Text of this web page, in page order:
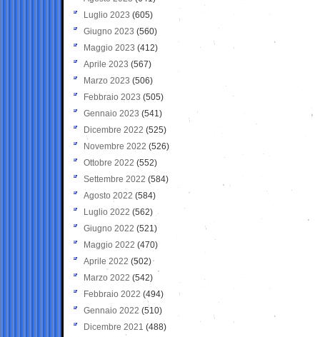
Luglio 2023 (605)
Giugno 2023 (560)
Maggio 2023 (412)
Aprile 2023 (567)
Marzo 2023 (506)
Febbraio 2023 (505)
Gennaio 2023 (541)
Dicembre 2022 (525)
Novembre 2022 (526)
Ottobre 2022 (552)
Settembre 2022 (584)
Agosto 2022 (584)
Luglio 2022 (562)
Giugno 2022 (521)
Maggio 2022 (470)
Aprile 2022 (502)
Marzo 2022 (542)
Febbraio 2022 (494)
Gennaio 2022 (510)
Dicembre 2021 (488)